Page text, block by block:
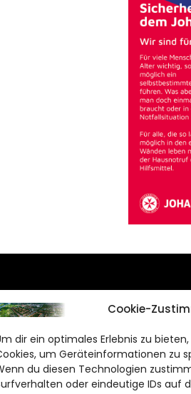
Cookie-
dir ein optimales Erlebnis zu
um Geräteinformationen zu
du diesen Technologien
oder eindeutige IDs auf
12